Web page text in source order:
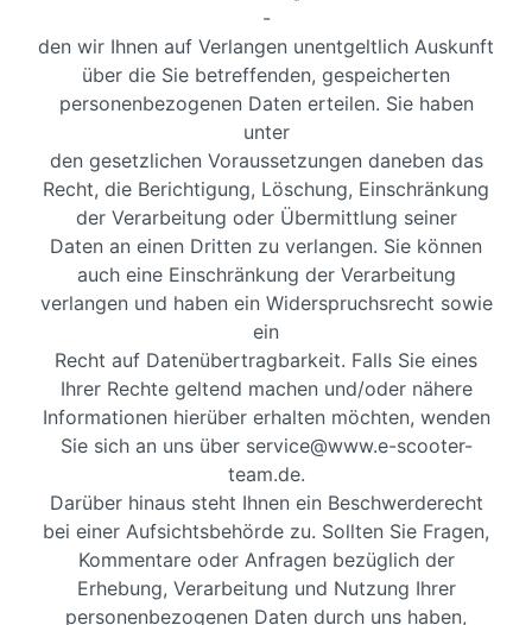
-
den wir Ihnen auf Verlangen unentgeltlich Auskunft
über die Sie betreffenden, gespeicherten
personenbezogenen Daten erteilen. Sie haben
unter
den gesetzlichen Voraussetzungen daneben das
Recht, die Berichtigung, Löschung, Einschränkung
der Verarbeitung oder Übermittlung seiner
Daten an einen Dritten zu verlangen. Sie können
auch eine Einschränkung der Verarbeitung
verlangen und haben ein Widerspruchsrecht sowie
ein
Recht auf Datenübertragbarkeit. Falls Sie eines
Ihrer Rechte geltend machen und/oder nähere
Informationen hierüber erhalten möchten, wenden
Sie sich an uns über service@www.e-scooter-
team.de.
Darüber hinaus steht Ihnen ein Beschwerderecht
bei einer Aufsichtsbehörde zu. Sollten Sie Fragen,
Kommentare oder Anfragen bezüglich der
Erhebung, Verarbeitung und Nutzung Ihrer
personenbezogenen Daten durch uns haben,